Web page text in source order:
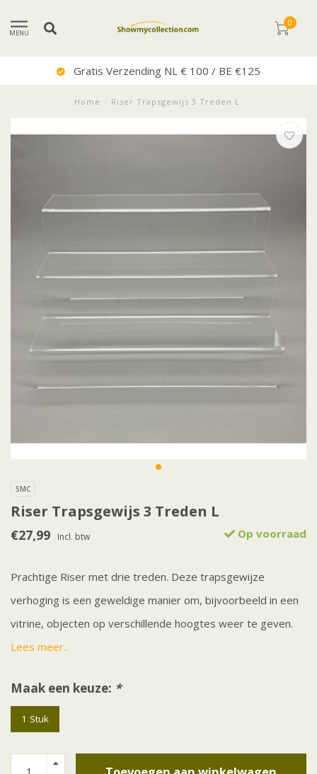
MENU
0
Uitstekende Service
Home Riser Trapsgewijs 3 Treden L
SMC
Riser Trapsgewijs 3 Treden L
€27,99 Incl. btw Op voorraad
Prachtige Riser met drie treden. Deze trapsgewijze
verhoging is een geweldige manier om, bijvoorbeeld in een
vitrine, objecten op verschillende hoogtes weer te geven.
Lees meer..
Maak een keuze: *
1 Stuk